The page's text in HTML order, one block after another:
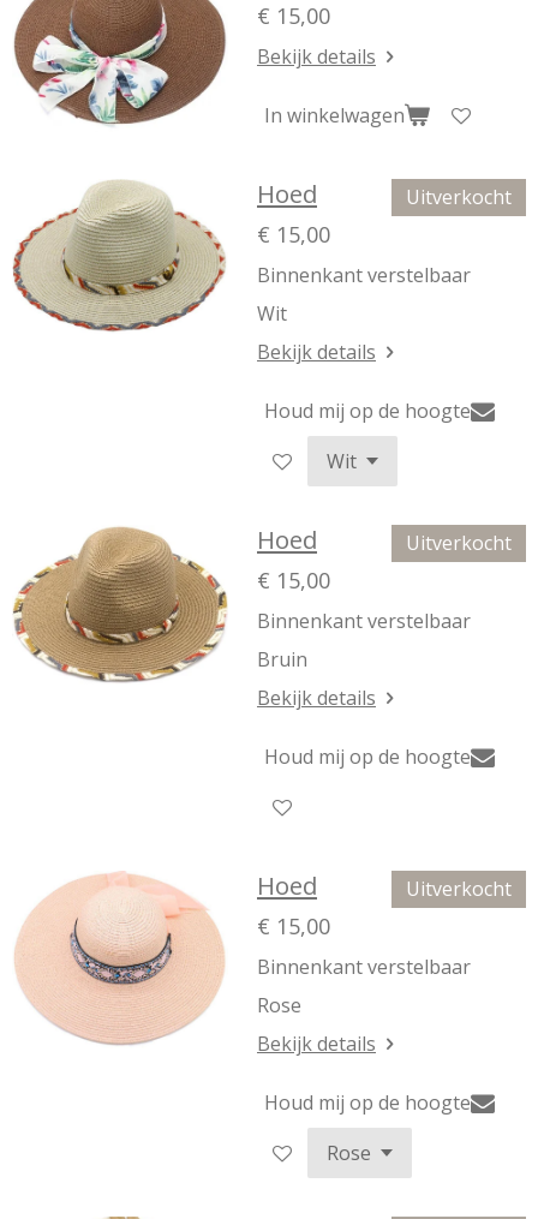
€ 15,00
Bekijk details
In winkelwagen
Uitverkocht
Hoed
€ 15,00
Binnenkant verstelbaar
Wit
Bekijk details
Houd mij op de hoogte
Uitverkocht
Hoed
€ 15,00
Binnenkant verstelbaar
Bruin
Bekijk details
Houd mij op de hoogte
Uitverkocht
Hoed
€ 15,00
Binnenkant verstelbaar
Rose
Bekijk details
Houd mij op de hoogte